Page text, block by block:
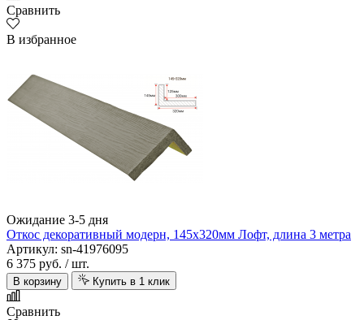
Сравнить
В избранное
Ожидание 3-5 дня
Откос декоративный модерн, 145х320мм Лофт, длина 3 метра
Артикул: sn-41976095
6 375 руб. / шт.
В корзину Купить в 1 клик
Сравнить